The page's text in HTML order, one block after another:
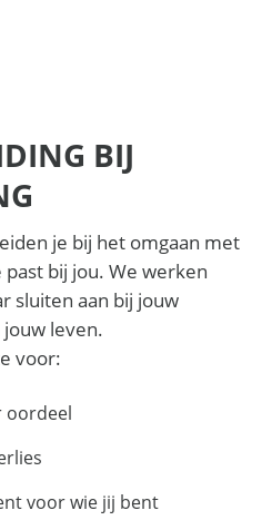
BIJ
je bij het omgaan met
bij jou. We werken
sluiten aan bij jouw
leven.
voor:
oordeel
voor wie jij bent